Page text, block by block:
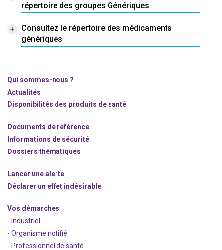
répertoire des groupes Génériques
Consultez le répertoire des médicaments
génériques
Qui sommes-nous ?
Actualités
Disponibilités des produits de santé
Documents de référence
Informations de sécurité
Dossiers thématiques
Lancer une alerte
Déclarer un effet indésirable
Vos démarches
- Industriel
- Organisme notifié
- Professionnel de santé